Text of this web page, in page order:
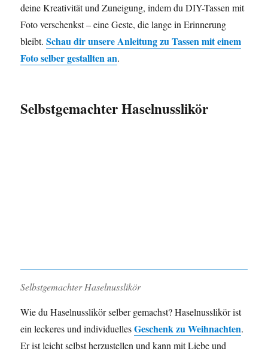
deine Kreativität und Zuneigung, indem du DIY-Tassen mit
Foto verschenkst – eine Geste, die lange in Erinnerung
bleibt.Schau dir unsere Anleitung zuTassen mit einem
Foto selber gestalltenan.
Selbstgemachter Haselnusslikör
Selbstgemachter Haselnusslikör
Wie du Haselnusslikör selber gemachst? Haselnusslikör ist
ein leckeres und individuellesGeschenk zu Weihnachten.
Er ist leicht selbst herzustellen und kann mit Liebe und